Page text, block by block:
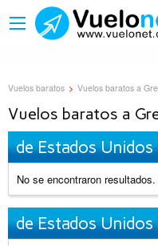
Vuelos baratos > Vuelos baratos a
Vuelos baratos a
de Estados Unidos
No se encontraron resultados.
de Estados